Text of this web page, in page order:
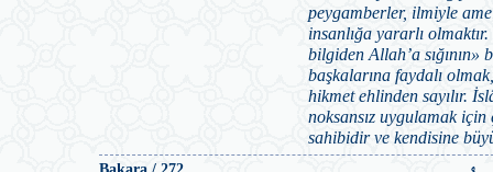
peygamberler, ilmiyle
insanlığa yararlı
bilgiden Allah’a sığının»
başkalarına faydalı
hikmet ehlinden sayılır.
noksansız uygulamak
sahibidir ve kendisine